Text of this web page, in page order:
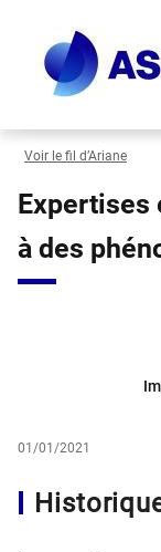
contenu
principal
Voir le fil d’Ariane
Expertises
à des
01/01/2021